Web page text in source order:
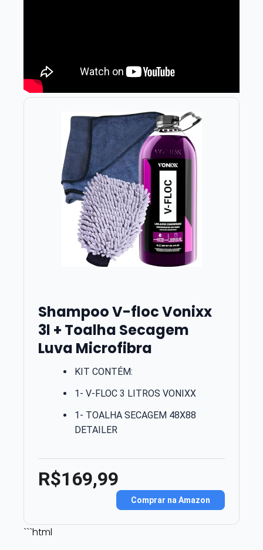
Shampoo V-floc Vonixx
3l + Toalha Secagem
Luva Microfibra
KIT CONTÉM:
1- V-FLOC 3 LITROS VONIXX
1- TOALHA SECAGEM 48X88
DETAILER
R$169,99
Comprar na Amazon
```html